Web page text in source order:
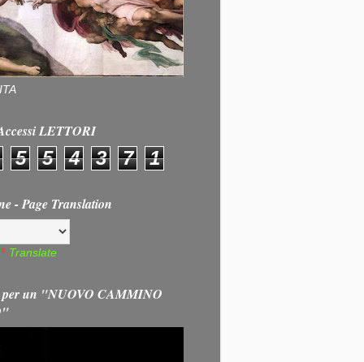
LETTORI
5 5 4 3 7 1
- Page Translation
Translate
per un "NUOVO CAMMINO